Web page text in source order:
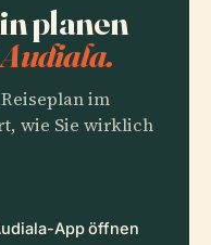
planen
im
wie Sie wirklich
App öffnen